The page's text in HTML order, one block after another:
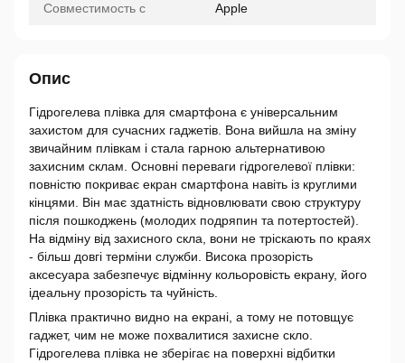
Совместимость с Apple
Опис
Гідрогелева плівка для смартфона є універсальним
захистом для сучасних гаджетів. Вона вийшла на зміну
звичайним плівкам і стала гарною альтернативою
захисним склам. Основні переваги гідрогелевої плівки:
повністю покриває екран смартфона навіть із круглими
кінцями. Він має здатність відновлювати свою структуру
після пошкоджень (молодих подряпин та потертостей).
На відміну від захисного скла, вони не тріскають по краях
- більш довгі терміни служби. Висока прозорість
аксесуара забезпечує відмінну кольоровість екрану, його
ідеальну прозорість та чуйність.
Плівка практично видно на екрані, а тому не потовщує
гаджет, чим не може похвалитися захисне скло.
Гідрогелева плівка не зберігає на поверхні відбитки